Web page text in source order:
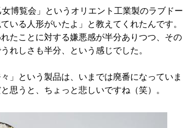
博覧会」というオリエント工業製のラブドー
いる人形がいたよ」と教えてくれたんです。
たことに対する嫌悪感が半分ありつつ、その
れしさも半分、という感じでした。
」という製品は、いまでは廃番になっていま
思うと、ちょっと悲しいですね（笑）。